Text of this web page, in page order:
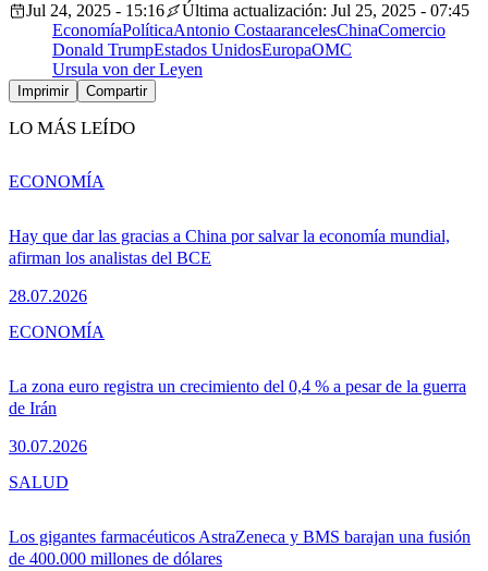
Jul 24, 2025 - 15:16
Última actualización: Jul 25, 2025 - 07:45
EconomíaPolíticaAntonio CostaarancelesChinaComercio
Donald TrumpEstados UnidosEuropaOMC
Ursula von der Leyen
Imprimir Compartir
LO MÁS LEÍDO
Hay que dar las gracias a China por salvar la economía mundial,
afirman los analistas del BCE
28.07.2026
ECONOMÍA
La zona euro registra un crecimiento del 0,4 % a pesar de la guerra
de Irán
30.07.2026
ECONOMÍA
Los gigantes farmacéuticos AstraZeneca y BMS barajan una fusión
de 400.000 millones de dólares
SALUD